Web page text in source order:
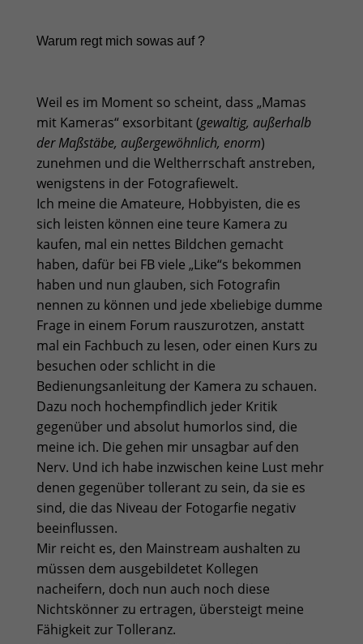
Warum regt mich sowas auf ?
Weil es im Moment so scheint, dass „Mamas
mit Kameras“ exsorbitant (gewaltig, außerhalb
der Maßstäbe, außergewöhnlich, enorm)
zunehmen und die Weltherrschaft anstreben,
wenigstens in der Fotografiewelt.
Ich meine die Amateure, Hobbyisten, die es
sich leisten können eine teure Kamera zu
kaufen, mal ein nettes Bildchen gemacht
haben, dafür bei FB viele „Like“s bekommen
haben und nun glauben, sich Fotografin
nennen zu können und jede xbeliebige dumme
Frage in einem Forum rauszurotzen, anstatt
mal ein Fachbuch zu lesen, oder einen Kurs zu
besuchen oder schlicht in die
Bedienungsanleitung der Kamera zu schauen.
Dazu noch hochempfindlich jeder Kritik
gegenüber und absolut humorlos sind, die
meine ich. Die gehen mir unsagbar auf den
Nerv. Und ich habe inzwischen keine Lust mehr
denen gegenüber tollerant zu sein, da sie es
sind, die das Niveau der Fotogarfie negativ
beeinflussen.
Mir reicht es, den Mainstream aushalten zu
müssen dem ausgebildetet Kollegen
nacheifern, doch nun auch noch diese
Nichtskönner zu ertragen, übersteigt meine
Fähigkeit zur Tolleranz.